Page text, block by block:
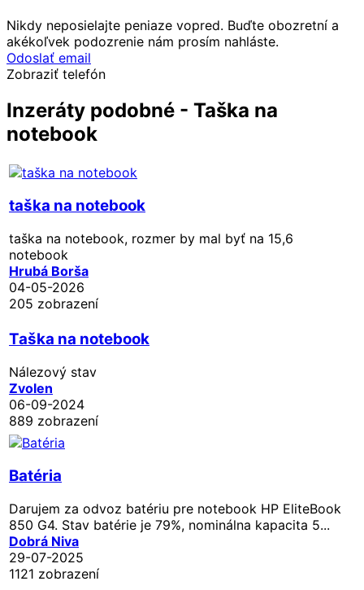
Nikdy neposielajte peniaze vopred. Buďte obozretní a
akékoľvek podozrenie nám prosím nahláste.
Odoslať email
Zobraziť telefón
Inzeráty podobné - Taška na
notebook
taška na notebook
taška na notebook, rozmer by mal byť na 15,6
notebook
Hrubá Borša
04-05-2026
205 zobrazení
Taška na notebook
Nálezový stav
Zvolen
06-09-2024
889 zobrazení
Batéria
Darujem za odvoz batériu pre notebook HP EliteBook
850 G4. Stav batérie je 79%, nominálna kapacita 5...
Dobrá Niva
29-07-2025
1121 zobrazení